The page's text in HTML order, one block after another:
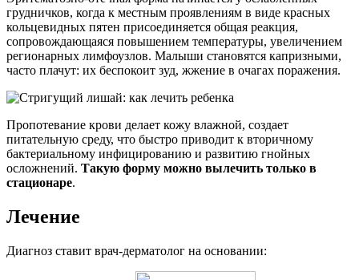
грудничков, когда к местным проявлениям в виде красных
кольцевидных пятен присоединяется общая реакция,
сопровождающаяся повышением температуры, увеличением
регионарных лимфоузлов. Малыши становятся капризными,
часто плачут: их беспокоит зуд, жжение в очагах поражения.
Пропотевание крови делает кожу влажной, создает
питательную среду, что быстро приводит к вторичному
бактериальному инфицированию и развитию гнойных
осложнений. Такую форму можно вылечить только в
стационаре.
Лечение
Диагноз ставит врач-дерматолог на основании: